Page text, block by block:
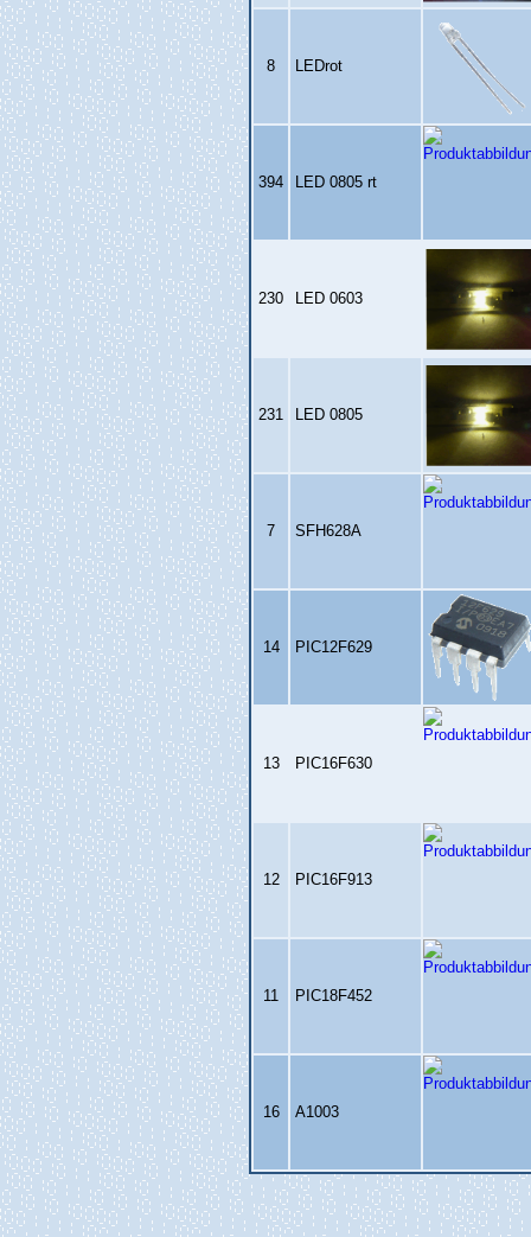
8 LEDrot
394 LED 0805 rt
230 LED 0603
231 LED 0805
7 SFH628A
14 PIC12F629
13 PIC16F630
12 PIC16F913
11 PIC18F452
16 A1003